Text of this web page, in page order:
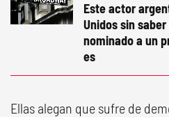
Este actor
Unidos sin
nominado a un
es
Ellas alegan que sufre de